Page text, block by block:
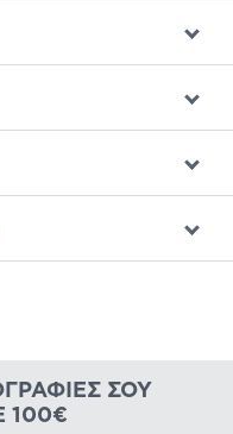
ΣΟΥ
100€